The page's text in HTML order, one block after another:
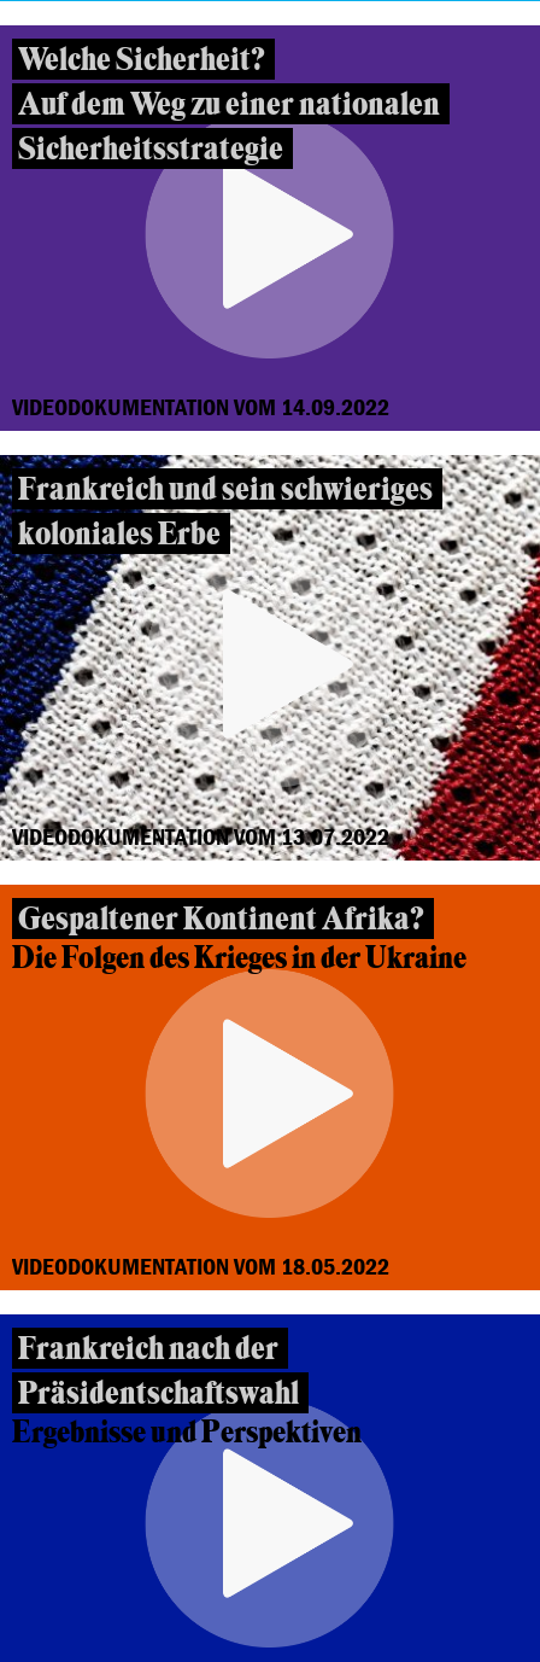
Welche Sicherheit?
Auf dem Weg zu einer nationalen
Sicherheitsstrategie
VIDEODOKUMENTATION VOM 14.09.2022
Frankreich und sein schwieriges
koloniales Erbe
VIDEODOKUMENTATION VOM 13.07.2022
Gespaltener Kontinent Afrika?
Die Folgen des Krieges in der Ukraine
VIDEODOKUMENTATION VOM 18.05.2022
Frankreich nach der
Präsidentschaftswahl
Ergebnisse und Perspektiven